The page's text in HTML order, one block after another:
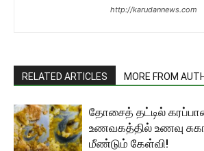
http://karudannews.com
RELATED ARTICLES MORE FROM
தோசைத் தட்டில்
உணவகத்தில் உணவு
மீண்டும் கேள்வி!